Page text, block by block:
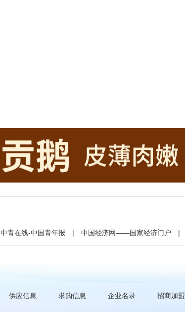
中青在线-中国青年报 | 中国经济网——国家经济门户 |
供应信息 求购信息 企业名录 招商加盟